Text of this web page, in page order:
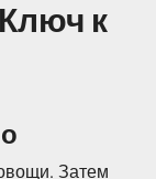
к
Затем